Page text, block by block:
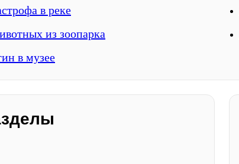
в реке
из зоопарка
в музее